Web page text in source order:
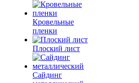
Кровельные
пленки
Плоский лист
Сайдинг